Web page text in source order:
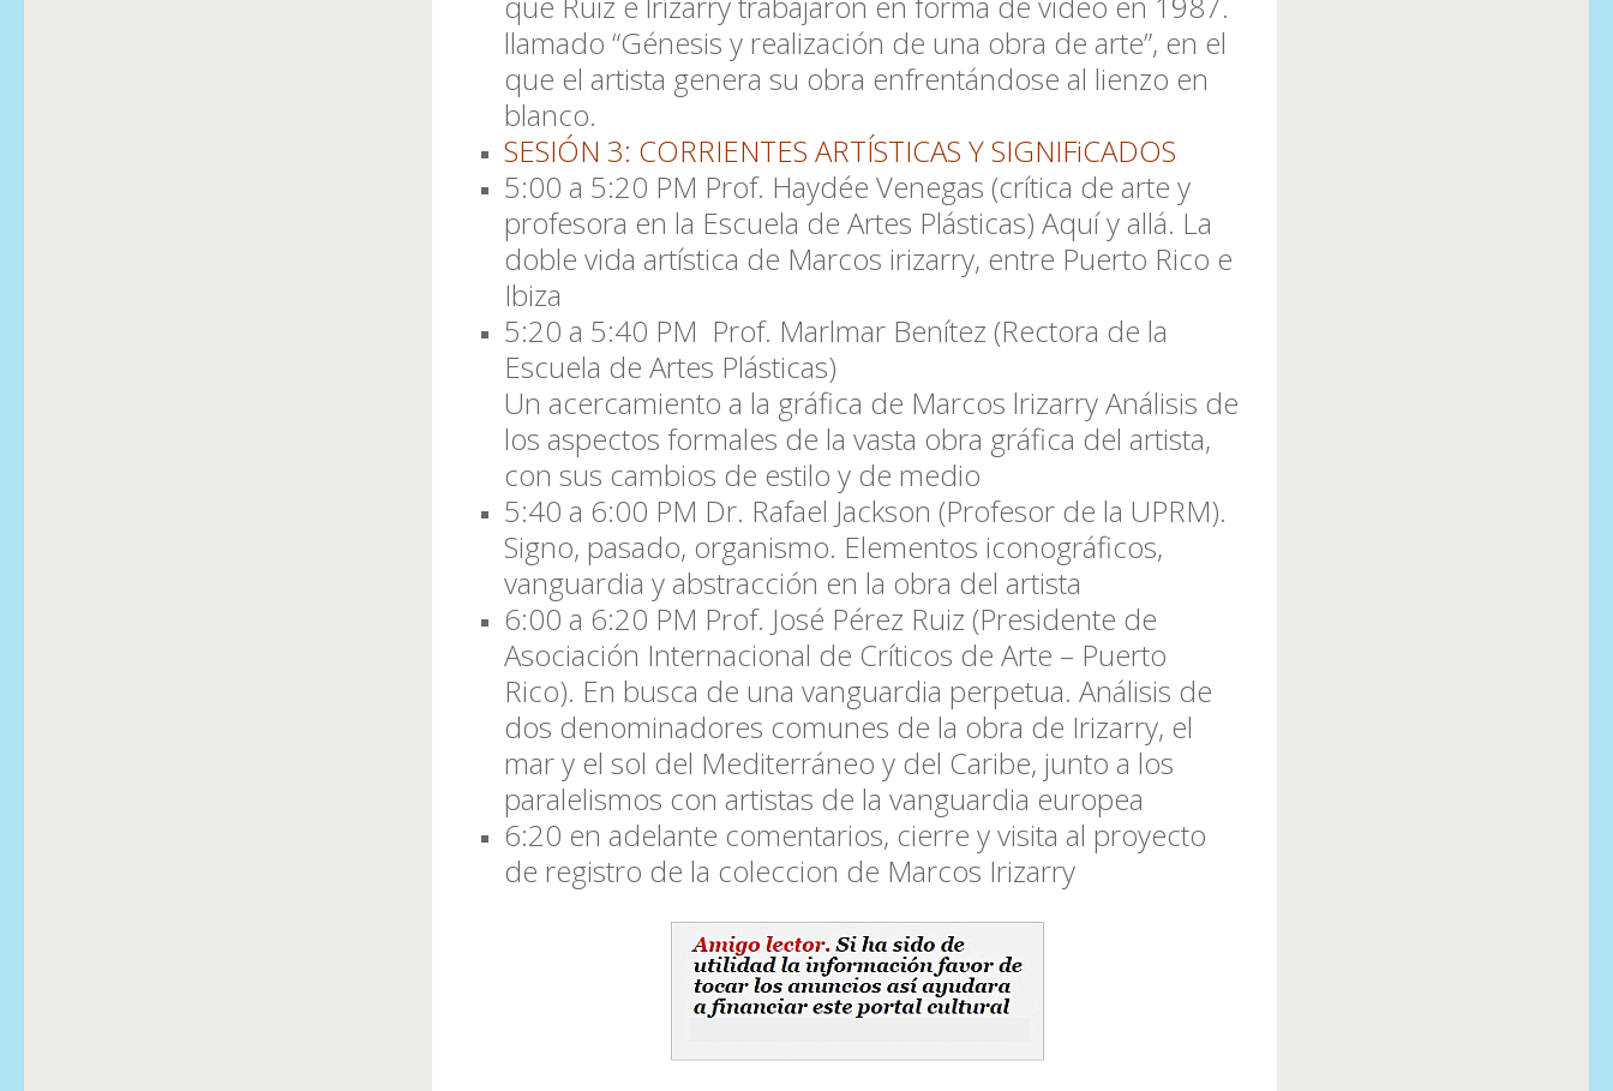
llamado “Génesis y realización de una obra de arte”, en el
que el artista genera su obra enfrentán­dose al lienzo en
blanco.
SESIÓN 3: CORRIENTES ARTÍSTICAS Y SIGNIFiCADOS
5:00 a 5:20 PM Prof. Haydée Venegas (crítica de arte y
profesora en la Escuela de Artes Plásticas) Aquí y allá. La
doble vida artística de Marcos irizarry, entre Puerto Rico e
Ibiza
5:20 a 5:40 PM Prof. Marlmar Benítez (Rectora de la
Escuela de Artes Plásticas)
Un acercamiento a la gráfica de Marcos lrizarry Análisis de
los aspectos formales de la vasta obra gráfica del artista,
con sus cambios de estilo y de medio
5:40 a 6:00 PM Dr. Rafael Jackson (Profesor de la UPRM).
Signo, pasado, organismo. Elementos iconográficos,
vanguardia y abstracción en la obra del artista
6:00 a 6:20 PM Prof. José Pérez Ruiz (Presidente de
Asociación Internacional de Críticos de Arte – Puerto
Rico). En busca de una vanguardia perpetua. Análisis de
dos denominadores comunes de la obra de Irizarry, el
mar y el sol del Mediterráneo y del Caribe, junto a los
paralelismos con artistas de la vanguardia europea
6:20 en adelante comentarios, cierre y visita al proyecto
de registro de la coleccion de Marcos Irizarry